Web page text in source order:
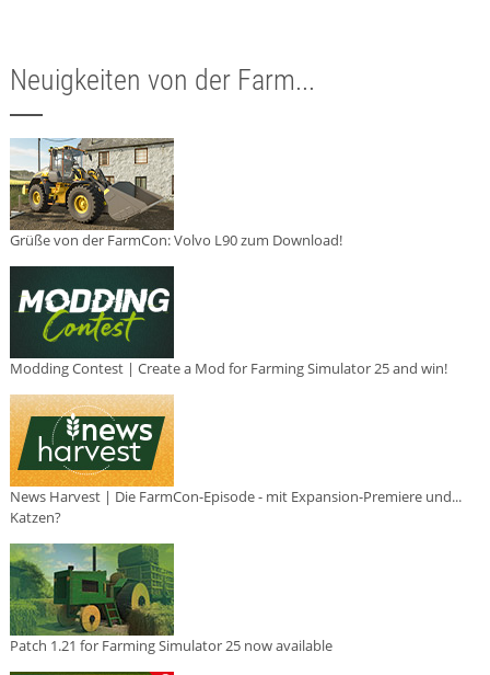
Neuigkeiten von der Farm...
Grüße von der FarmCon: Volvo L90 zum Download!
Modding Contest | Create a Mod for Farming Simulator 25 and win!
News Harvest | Die FarmCon-Episode - mit Expansion-Premiere und...
Katzen?
Patch 1.21 for Farming Simulator 25 now available